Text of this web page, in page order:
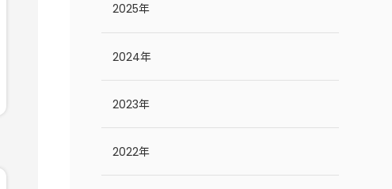
2025年
2024年
2023年
2022年